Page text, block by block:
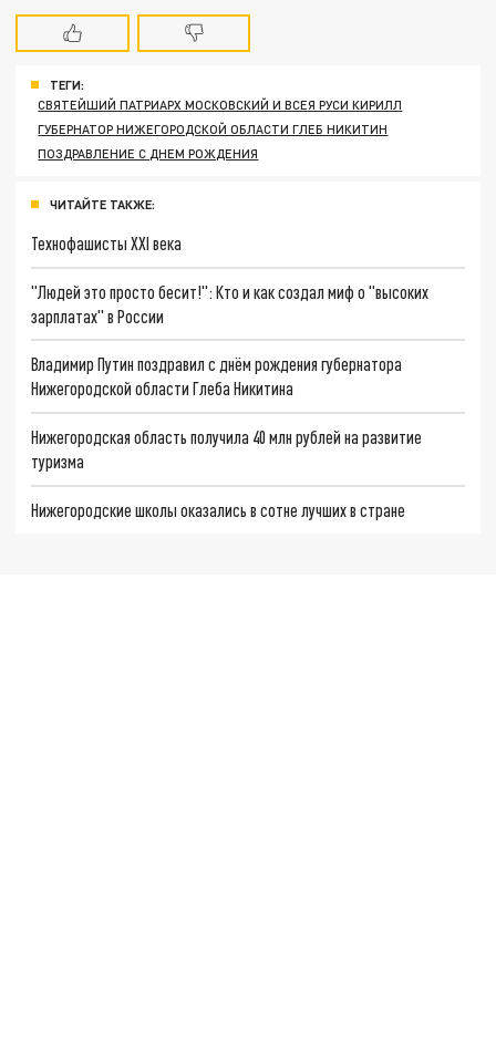
ТЕГИ:
СВЯТЕЙШИЙ ПАТРИАРХ МОСКОВСКИЙ И ВСЕЯ РУСИ КИРИЛЛ
ГУБЕРНАТОР НИЖЕГОРОДСКОЙ ОБЛАСТИ ГЛЕБ НИКИТИН
ПОЗДРАВЛЕНИЕ С ДНЕМ РОЖДЕНИЯ
ЧИТАЙТЕ ТАКЖЕ:
Технофашисты XXI века
"Людей это просто бесит!": Кто и как создал миф о "высоких
зарплатах" в России
Владимир Путин поздравил с днём рождения губернатора
Нижегородской области Глеба Никитина
Нижегородская область получила 40 млн рублей на развитие
туризма
Нижегородские школы оказались в сотне лучших в стране